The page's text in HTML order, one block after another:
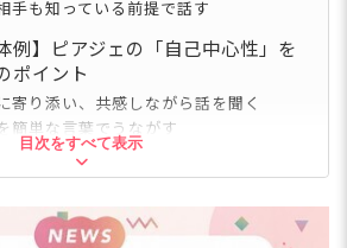
手も知っている前提で話す
例】ピアジェの「自己中心性」を
ポイント
寄り添い、共感しながら話を聞く
簡単な言葉でうながす
るトラブルを避けるために
目次をすべて表示